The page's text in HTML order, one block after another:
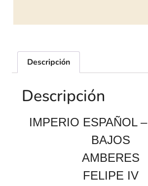
Descripción
Descripción
IMPERIO ESPAÑOL –
BAJOS
AMBERES
FELIPE IV